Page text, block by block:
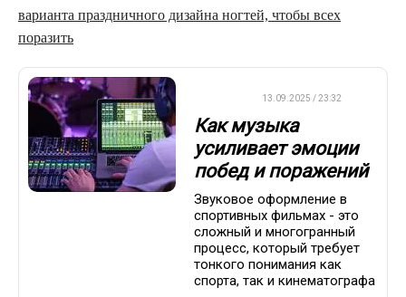
варианта праздничного дизайна ногтей, чтобы всех
поразить
13.09.2025 / 23:32
Как музыка
усиливает эмоции
побед и поражений
Звуковое оформление в
спортивных фильмах - это
сложный и многогранный
процесс, который требует
тонкого понимания как
спорта, так и кинематографа